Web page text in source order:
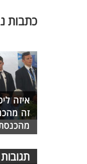
כתבות
איזה
מהכנסת